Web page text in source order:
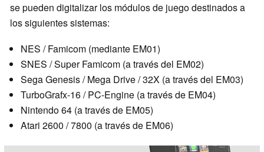
se pueden digitalizar los módulos de juego destinados a
los siguientes sistemas:
NES / Famicom (mediante EM01)
SNES / Super Famicom (a través del EM02)
Sega Genesis / Mega Drive / 32X (a través del EM03)
TurboGrafx-16 / PC-Engine (a través de EM04)
Nintendo 64 (a través de EM05)
Atari 2600 / 7800 (a través de EM06)